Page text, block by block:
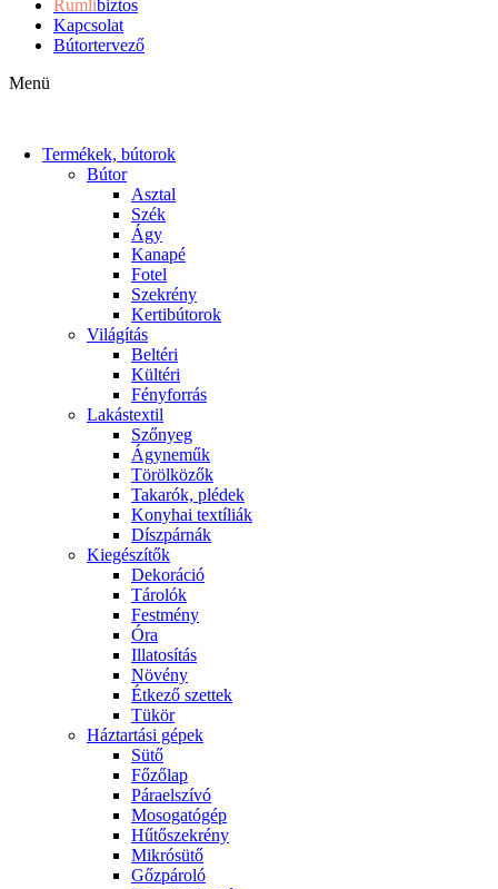
Rumlibiztos
Kapcsolat
Bútortervező
Menü
Termékek, bútorok
Bútor
Asztal
Szék
Ágy
Kanapé
Fotel
Szekrény
Kertibútorok
Világítás
Beltéri
Kültéri
Fényforrás
Lakástextil
Szőnyeg
Ágyneműk
Törölközők
Takarók, plédek
Konyhai textíliák
Díszpárnák
Kiegészítők
Dekoráció
Tárolók
Festmény
Óra
Illatosítás
Növény
Étkező szettek
Tükör
Háztartási gépek
Sütő
Főzőlap
Páraelszívó
Mosogatógép
Hűtőszekrény
Mikrósütő
Gőzpároló